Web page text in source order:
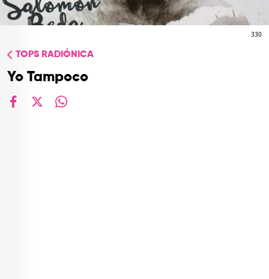
TOP
CONTACTO
330
TOPS RADIÓNICA
Yo Tampoco